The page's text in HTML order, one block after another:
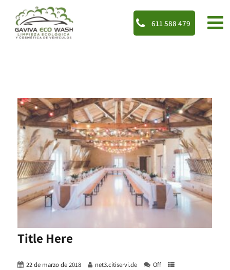
611 588 479
Title Here
22 de marzo de 2018 net3.citiservi.de Off